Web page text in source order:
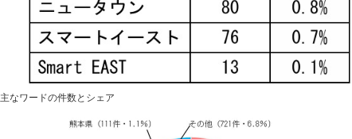
主なワードの件数とシェア